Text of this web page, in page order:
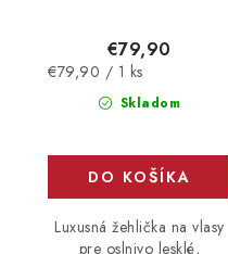
Skladom
€79,90
Jednotková
€79,90 / 1 ks
DO KOŠÍKA
Luxusná žehlička na vlasy
pre oslnivo lesklé,